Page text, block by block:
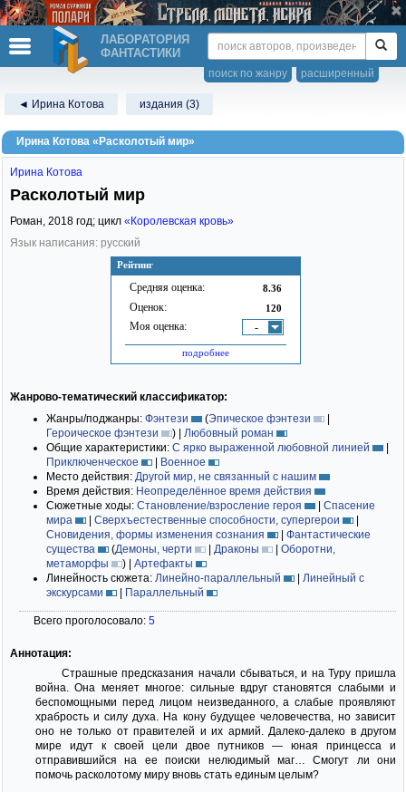
ЛАБОРАТОРИЯ
ФАНТАСТИКИ
расширенный
поиск по жанру
◄ Ирина Котова издания (3)
Ирина Котова «Расколотый мир»
Рейтинг
Средняя оценка: 8.36
Оценок: 120
Моя оценка: -
подробнее
Ирина Котова
Расколотый мир
Роман, 2018 год; цикл «Королевская кровь»
Язык написания: русский
Жанрово-тематический классификатор:
Жанры/поджанры: Фэнтези (Эпическое фэнтези
|
Героическое фэнтези
) | Любовный роман
Общие характеристики: С ярко выраженной любовной линией
|
Приключенческое
| Военное
Место действия: Другой мир, не связанный с нашим
Время действия: Неопределённое время действия
Сюжетные ходы: Становление/взросление героя | Спасение
мира
| Сверхъестественные способности, супергерои
|
Сновидения, формы изменения сознания
| Фантастические
существа
(Демоны, черти | Драконы | Оборотни,
метаморфы
) | Артефакты
Линейность сюжета: Линейно-параллельный | Линейный с
экскурсами
| Параллельный
Всего проголосовало: 5
Аннотация:
Страшные предсказания начали сбываться, и на Туру пришла
война. Она меняет многое: сильные вдруг становятся слабыми и
беспомощными перед лицом неизведанного, а слабые проявляют
храбрость и силу духа. На кону будущее человечества, но зависит
оно не только от правителей и их армий. Далеко-далеко в другом
мире идут к своей цели двое путников — юная принцесса и
отправившийся на ее поиски нелюдимый маг… Смогут ли они
помочь расколотому миру вновь стать единым целым?